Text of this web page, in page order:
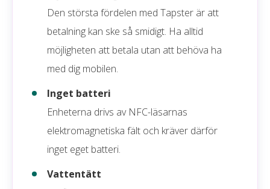
skickas in till banken.
Kortet som är kopplat till denna wearable behöver
däremot generellt inte spärras. Detta utifrån att
enheten har en unik digital token och aldrig sparar
kortuppgifterna.
Den största fördelen med Tapster är att
betalning kan ske så smidigt. Ha alltid
möjligheten att betala utan att behöva ha
med dig mobilen.
Inget batteri
Enheterna drivs av NFC-läsarnas
elektromagnetiska fält och kräver därför
inget eget batteri.
Vattentätt